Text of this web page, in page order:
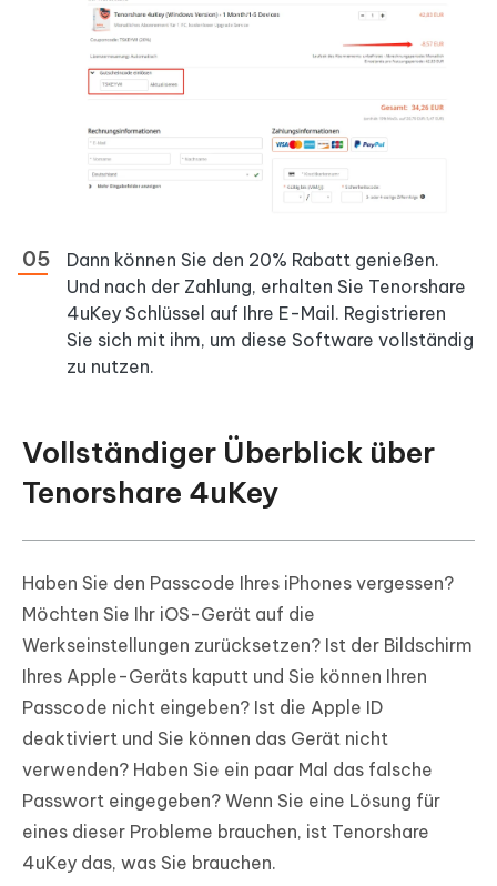
Dann können Sie den 20% Rabatt genießen.
Und nach der Zahlung, erhalten Sie Tenorshare
4uKey Schlüssel auf Ihre E-Mail. Registrieren
Sie sich mit ihm, um diese Software vollständig
zu nutzen.
Vollständiger Überblick über
Tenorshare 4uKey
Haben Sie den Passcode Ihres iPhones vergessen?
Möchten Sie Ihr iOS-Gerät auf die
Werkseinstellungen zurücksetzen? Ist der Bildschirm
Ihres Apple-Geräts kaputt und Sie können Ihren
Passcode nicht eingeben? Ist die Apple ID
deaktiviert und Sie können das Gerät nicht
verwenden? Haben Sie ein paar Mal das falsche
Passwort eingegeben? Wenn Sie eine Lösung für
eines dieser Probleme brauchen, ist Tenorshare
4uKey das, was Sie brauchen.